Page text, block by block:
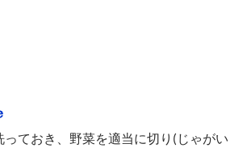
ておき、野菜を適当に切り(じゃがい